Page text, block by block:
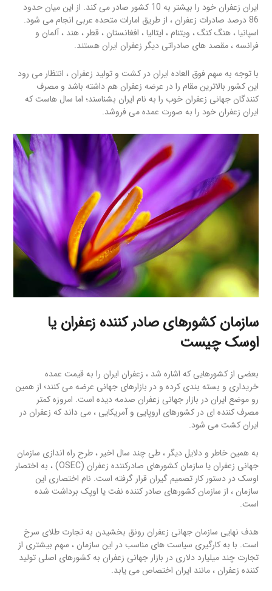
ایران زعفران خود را بیشتر به 10 کشور صادر می کند. از این میان حدود
86 درصد صادرات زعفران ، از طریق امارات متحده عربی انجام می شود.
اسپانیا ، هنگ کنگ ، ویتنام ، ایتالیا ، افغانستان ، قطر ، هند ، آلمان و
فرانسه ، مقصد های صادراتی دیگر زعفران ایران هستند.
با توجه به سهم فوق العاده ایران در کشت و تولید زعفران ، انتظار می رود
این کشور بالاترین مقام را در عرضه زعفران هم داشته باشد و مصرف
کنندگان جهانی زعفران خوب را به نام ایران بشناسند؛ اما سال هاست که
ایران زعفران خود را به صورت عمده می فروشد.
سازمان کشورهای صادر کننده زعفران یا
اوسک چیست
بعضی از کشورهایی که اشاره شد ، زعفران ایران را به قیمت عمده
خریداری و بسته بندی کرده و در بازارهای جهانی عرضه می کنند؛ از همین
رو موضع ایران در بازار جهانی زعفران صدمه دیده است. امروزه کمتر
مصرف کننده ای در کشورهای اروپایی و آمریکایی ، می داند که زعفران در
ایران کشت می شود.
به همین خاطر و دلایل دیگر ، طی چند سال اخیر ، طرح راه اندازی سازمان
جهانی زعفران یا سازمان کشورهای صادرکننده زعفران (OSEC) ، به اختصار
اوسک در دستور کار تصمیم گیران قرار گرفته است. نام اختصاری این
سازمان ، از سازمان کشورهای صادر کننده نفت یا اوپک برداشت شده
است.
هدف نهایی سازمان جهانی زعفران رونق بخشیدن به تجارت طلای سرخ
است. با به کارگیری سیاست های مناسب در این سازمان ، سهم بیشتری از
تجارت چند میلیارد دلاری در بازار جهانی زعفران به کشورهای اصلی تولید
کننده زعفران ، مانند ایران اختصاص می یابد.